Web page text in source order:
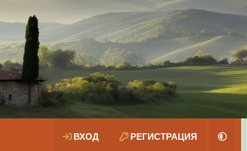
ВХОД РЕГИСТРАЦИЯ